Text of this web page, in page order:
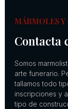
MÁRMOLES Y
Contacta
Somos
arte funerario.
tallamos todo
inscripciones y
tipo de